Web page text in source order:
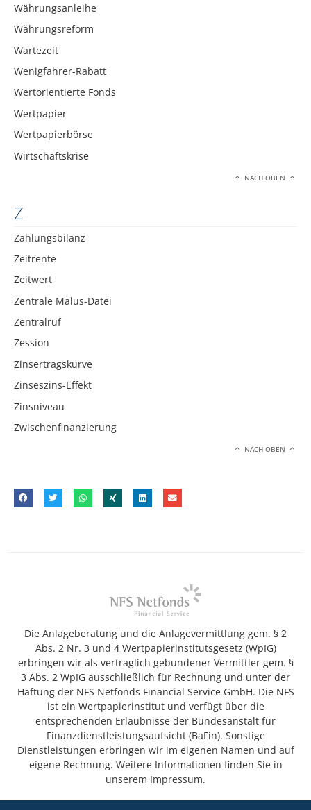
Währungsanleihe
Währungsreform
Wartezeit
Wenigfahrer-Rabatt
Wertorientierte Fonds
Wertpapier
Wertpapierbörse
Wirtschaftskrise
NACH OBEN
Z
Zahlungsbilanz
Zeitrente
Zeitwert
Zentrale Malus-Datei
Zentralruf
Zession
Zinsertragskurve
Zinseszins-Effekt
Zinsniveau
Zwischenfinanzierung
NACH OBEN
Die Anlageberatung und die Anlagevermittlung gem. § 2
Abs. 2 Nr. 3 und 4 Wertpapierinstitutsgesetz (WpIG)
erbringen wir als vertraglich gebundener Vermittler gem. §
3 Abs. 2 WpIG ausschließlich für Rechnung und unter der
Haftung der NFS Netfonds Financial Service GmbH. Die NFS
ist ein Wertpapierinstitut und verfügt über die
entsprechenden Erlaubnisse der Bundesanstalt für
Finanzdienstleistungsaufsicht (BaFin). Sonstige
Dienstleistungen erbringen wir im eigenen Namen und auf
eigene Rechnung. Weitere Informationen finden Sie in
unserem Impressum.